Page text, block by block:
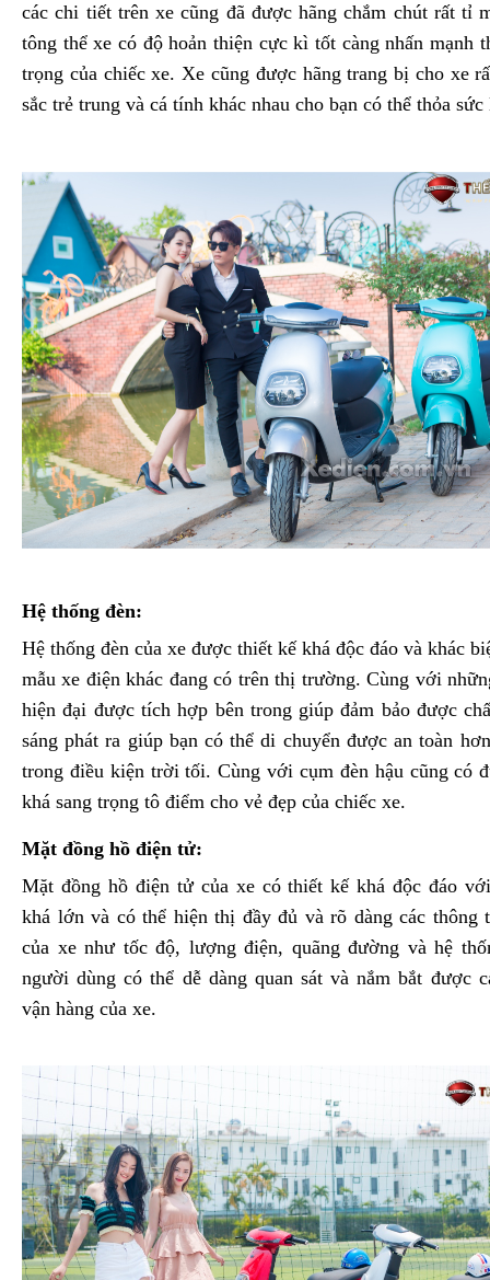
các chi tiết trên xe cũng đã được hãng chắm chút rất tỉ
tông thể xe có độ hoản thiện cực kì tốt càng nhấn mạnh
trọng của chiếc xe. Xe cũng được hãng trang bị cho xe
sắc trẻ trung và cá tính khác nhau cho bạn có thể thỏa
Hệ thống đèn:
Hệ thống đèn của xe được thiết kế khá độc đáo và khác
mẫu xe điện khác đang có trên thị trường. Cùng với
hiện đại được tích hợp bên trong giúp đảm bảo được
sáng phát ra giúp bạn có thể di chuyển được an toàn
trong điều kiện trời tối. Cùng với cụm đèn hậu cũng có
khá sang trọng tô điểm cho vẻ đẹp của chiếc xe.
Mặt đồng hồ điện tử:
Mặt đồng hồ điện tử của xe có thiết kế khá độc đáo
khá lớn và có thể hiện thị đầy đủ và rõ dàng các thông
của xe như tốc độ, lượng điện, quãng đường và hệ
người dùng có thể dễ dàng quan sát và nắm bắt được
vận hàng của xe.